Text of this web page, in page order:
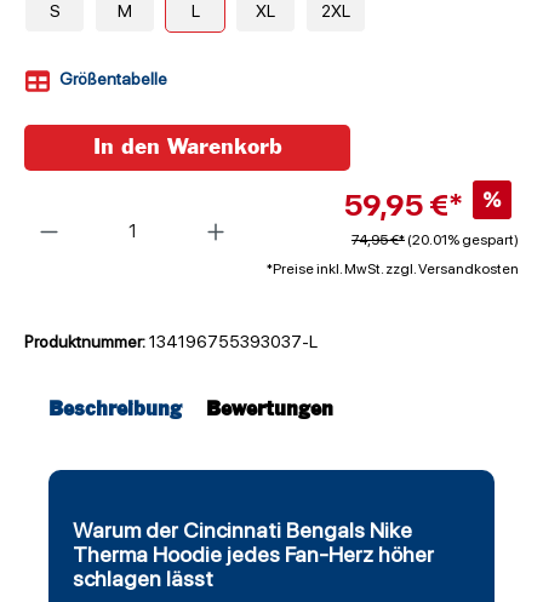
S M L XL 2XL
Größentabelle
59,95 €* %
74,95 €* (20.01% gespart)
*Preise inkl. MwSt. zzgl. Versandkosten
In den Warenkorb
Produktnummer:134196755393037-L
Beschreibung Bewertungen
Warum der Cincinnati Bengals Nike
Therma Hoodie jedes Fan-Herz höher
schlagen lässt